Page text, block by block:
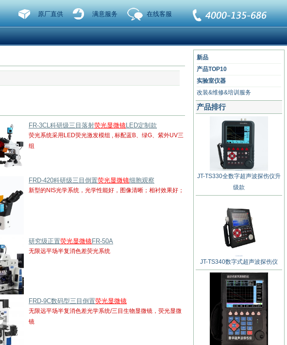
在线客服
满意服务
原厂直供
FR-3CL科研级三目落射荧光显微镜LED定制款
荧光系统采用LED荧光激发模组 , 标配蓝B、绿G、紫外UV三
组
FRD-420科研级三目倒置荧光显微镜细胞观察
新型的NIS光学系统，光学性能好，图像清晰；相衬效果好；
研究级正置荧光显微镜FR-50A
无限远平场半复消色差荧光系统
FRD-9C数码型三目倒置荧光显微镜
无限远平场半复消色差光学系统/三目生物显微镜，荧光显微
镜
新品
产品TOP10
实验室仪器
改装&维修&培训服务
产品排行
JT-TS330全数字超声波探伤仪升
级款
JT-TS340数字式超声波探伤仪